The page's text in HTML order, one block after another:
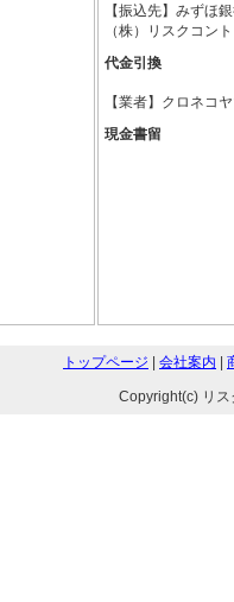
【振込先】みずほ
（株）リスクコン
代金引換
【業者】クロネコ
現金書留
トップページ | 会社案内 |
Copyright(c) リ